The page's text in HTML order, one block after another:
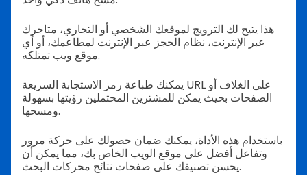
هذا يتيح لك الترويج لموقعك الشخصي أو التجاري، متاجرك
عبر الإنترنت، نظام الحجز عبر الإنترنت لمطاعمك، أو أي
موقع ويب تمتلكه.
يمكنك طباعة رمز الاستجابة السريعة URL على الغلاف أو
الصفحات بحيث يمكن للمشترين المحتملين رؤيتها بسهولة
ومسحها.
باستخدام هذه الأداة، يمكنك ضمان حصولك على حركة مرور
وتفاعل أفضل على موقع الويب الخاص بك، مما يمكن أن
يحسن تصنيفك على صفحات نتائج محركات البحث.